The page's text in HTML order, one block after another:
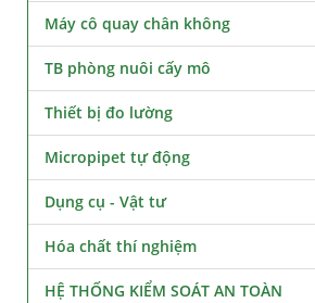
Máy cô quay chân không
TB phòng nuôi cấy mô
Thiết bị đo lường
Micropipet tự động
Dụng cụ - Vật tư
Hóa chất thí nghiệm
HỆ THỐNG KIỂM SOÁT AN TOÀN